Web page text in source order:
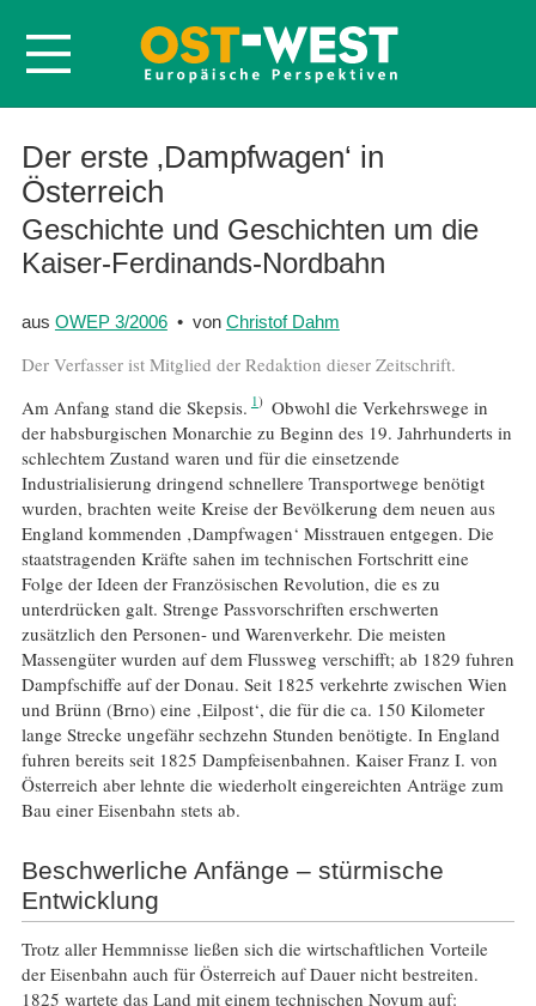
Startseite
Über OWEP
Volltexte
Probeheft
Nachbestellen
Der erste ‚Dampfwagen‘ in
Österreich
Geschichte und Geschichten um die
Kaiser-Ferdinands-Nordbahn
aus OWEP 3/2006• von Christof Dahm
Der Verfasser ist Mitglied der Redaktion dieser Zeitschrift.
Am Anfang stand die Skepsis. 1
Obwohl die Verkehrswege in
der habsburgischen Monarchie zu Beginn des 19. Jahrhunderts in
schlechtem Zustand waren und für die einsetzende
Industrialisierung dringend schnellere Transportwege benötigt
wurden, brachten weite Kreise der Bevölkerung dem neuen aus
England kommenden ‚Dampfwagen‘ Misstrauen entgegen. Die
staatstragenden Kräfte sahen im technischen Fortschritt eine
Folge der Ideen der Französischen Revolution, die es zu
unterdrücken galt. Strenge Passvorschriften erschwerten
zusätzlich den Personen- und Warenverkehr. Die meisten
Massengüter wurden auf dem Flussweg verschifft; ab 1829 fuhren
Dampfschiffe auf der Donau. Seit 1825 verkehrte zwischen Wien
und Brünn (Brno) eine ‚Eilpost‘, die für die ca. 150 Kilometer
lange Strecke ungefähr sechzehn Stunden benötigte. In England
fuhren bereits seit 1825 Dampfeisenbahnen. Kaiser Franz I. von
Österreich aber lehnte die wiederholt eingereichten Anträge zum
Bau einer Eisenbahn stets ab.
Beschwerliche Anfänge – stürmische
Entwicklung
Trotz aller Hemmnisse ließen sich die wirtschaftlichen Vorteile
der Eisenbahn auch für Österreich auf Dauer nicht bestreiten.
1825 wartete das Land mit einem technischen Novum auf: